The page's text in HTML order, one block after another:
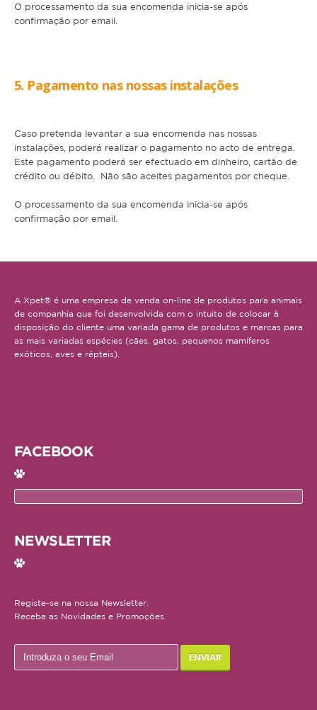
Tartaruga
Cão
Gato
Aves
Cão
Gato
Pequenos mamíferos
PROMOÇÕES
INFORMAÇÕES
FORMAS DE PAGAMENTO
DEVOLUÇÕES
QUEM SOMOS
O processamento da sua encomenda inicia-se após
confirmação por email.
5. Pagamento nas nossas instalações
Caso pretenda levantar a sua encomenda nas nossas
instalações, poderá realizar o pagamento no acto de entrega.
Este pagamento poderá ser efectuado em dinheiro, cartão de
crédito ou débito. Não são aceites pagamentos por cheque.
O processamento da sua encomenda inicia-se após
confirmação por email.
A Xpet® é uma empresa de venda on-line de produtos para animais
de companhia que foi desenvolvida com o intuito de colocar à
disposição do cliente uma variada gama de produtos e marcas para
as mais variadas espécies (cães, gatos, pequenos mamíferos
exóticos, aves e répteis).
FACEBOOK
NEWSLETTER
Registe-se na nossa Newsletter.
Receba as Novidades e Promoções.